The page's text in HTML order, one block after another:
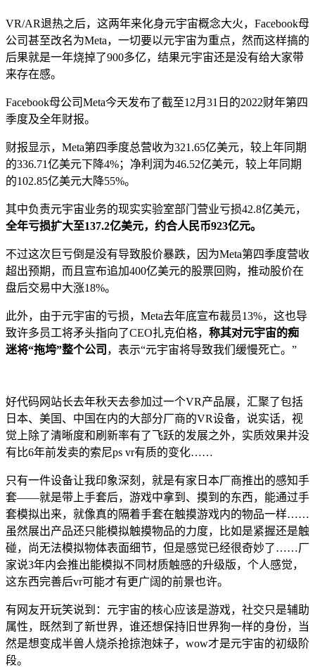
VR/AR退热之后，这两年来化身元宇宙概念大火，Facebook母
公司甚至改名为Meta，一切要以元宇宙为重点，然而这样搞的
后果就是一年烧掉了900多亿，结果元宇宙还是没有给大家带
来存在感。
Facebook母公司Meta今天发布了截至12月31日的2022财年第四
季度及全年财报。
财报显示，Meta第四季度总营收为321.65亿美元，较上年同期
的336.71亿美元下降4%；净利润为46.52亿美元，较上年同期
的102.85亿美元大降55%。
其中负责元宇宙业务的现实实验室部门营业亏损42.8亿美元，
全年亏损扩大至137.2亿美元，约合人民币923亿元。
不过这次巨亏倒是没有导致股价暴跌，因为Meta第四季度营收
超出预期，而且宣布追加400亿美元的股票回购，推动股价在
盘后交易中大涨18%。
此外，由于元宇宙的亏损，Meta去年底宣布裁员13%，这也导
致许多员工将矛头指向了CEO扎克伯格， 称其对元宇宙的痴
迷将“拖垮”整个公司 ，表示“元宇宙将导致我们缓慢死亡。”
好代码网站长去年秋天去参加过一个VR产品展，汇聚了包括
日本、美国、中国在内的大部分厂商的VR设备，说实话，视
觉上除了清晰度和刷新率有了飞跃的发展之外，实质效果并没
有比6年前发卖的索尼ps vr有质的变化……
只有一件设备让我印象深刻，就是有家日本厂商推出的感知手
套——就是带上手套后，游戏中拿到、摸到的东西，能通过手
套模拟出来，就像真的隔着手套在触摸游戏内的物品一样……
虽然展出产品还只能模拟触摸物品的力度，比如是紧握还是触
碰，尚无法模拟物体表面细节，但是感觉已经很奇妙了……厂
家说3年内会推出能模拟不同材质触感的升级版，个人感觉，
这东西完善后vr可能才有更广阔的前景也许。
有网友开玩笑说到：元宇宙的核心应该是游戏，社交只是辅助
属性，既然到了新世界，谁还想保持旧世界狗一样的身份，当
然是想变成半兽人烧杀抢掠泡妹子，wow才是元宇宙的初级阶
段。